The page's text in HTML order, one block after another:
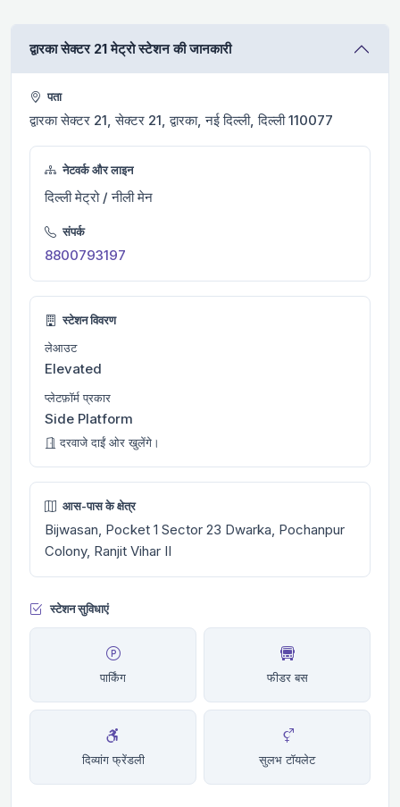
द्वारका सेक्टर 21 मेट्रो स्टेशन की जानकारी
पता
द्वारका सेक्टर 21, सेक्टर 21, द्वारका, नई दिल्ली, दिल्ली 110077
नेटवर्क और लाइन
दिल्ली मेट्रो / नीली मेन
संपर्क
8800793197
स्टेशन विवरण
लेआउट
Elevated
प्लेटफ़ॉर्म प्रकार
Side Platform
दरवाजे दाईं ओर खुलेंगे।
आस-पास के क्षेत्र
Bijwasan, Pocket 1 Sector 23 Dwarka, Pochanpur
Colony, Ranjit Vihar II
स्टेशन सुविधाएं
पार्किंग फीडर बस
दिव्यांग फ्रेंडली सुलभ टॉयलेट